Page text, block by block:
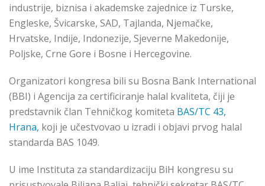
industrije, biznisa i akademske zajednice iz Turske,
Engleske, Švicarske, SAD, Tajlanda, Njemačke,
Hrvatske, Indije, Indonezije, Sjeverne Makedonije,
Poljske, Crne Gore i Bosne i Hercegovine.
Organizatori kongresa bili su Bosna Bank International
(BBI) i Agencija za certificiranje halal kvaliteta, čiji je
predstavnik član Tehničkog komiteta BAS/TC 43,
Hrana, koji je učestvovao u izradi i objavi prvog halal
standarda BAS 1049.
U ime Instituta za standardizaciju BiH kongresu su